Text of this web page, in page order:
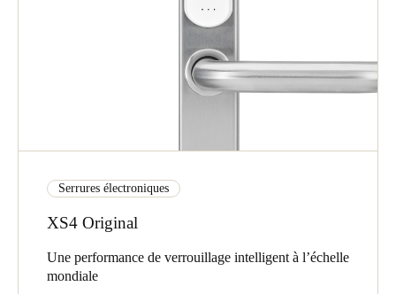
Serrures électroniques
XS4 Original
Une performance de verrouillage intelligent à l’échelle
mondiale